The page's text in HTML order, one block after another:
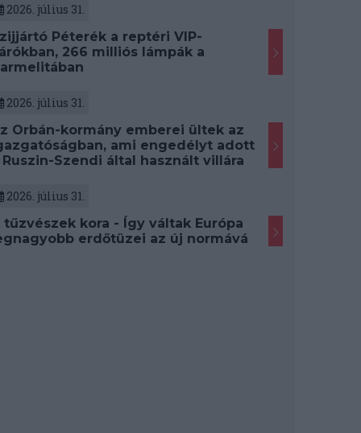
2026. július 31.
Péterék a reptéri VIP-
266 milliós lámpák a
2026. július 31.
Orbán-kormány emberei ültek az
ami engedélyt adott
Ruszin-Szendi által használt villára
2026. július 31.
tűzvészek kora - Így váltak Európa
erdőtüzei az új normává